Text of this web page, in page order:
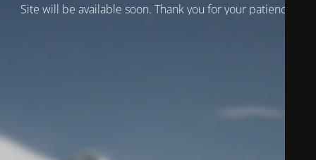
Site will be available soon. Thank you for your patience!